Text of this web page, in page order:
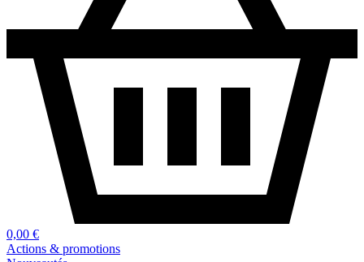
0,00 €
Actions & promotions